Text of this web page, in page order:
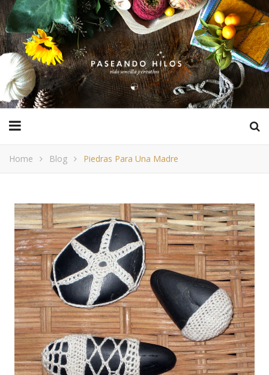
Home Blog Piedras Para Una Madre